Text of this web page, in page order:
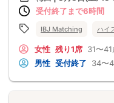
受付終了まで6時間
IBJ Matching ハイ
女性 残り1席 31〜41
男性 受付終了 34〜